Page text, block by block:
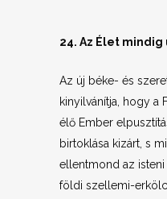
24. Az Élet
Az új béke- és
kinyilvánítja, hogy
élő Ember
birtoklása kizárt, s
ellentmond az
földi szellemi-